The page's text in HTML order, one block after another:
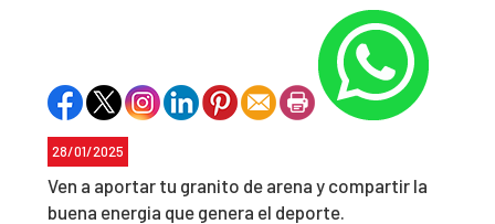
28/01/2025
Ven a aportar tu granito de arena y compartir la
buena energia que genera el deporte.